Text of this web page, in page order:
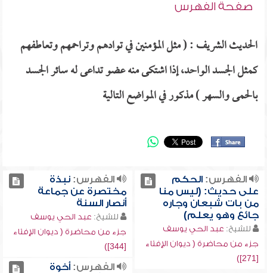
صفحة الفهرس
الحديث الشريف : ( مثل المؤمنين في توادهم وتراحمهم وتعاطفهم
كمثل الجسد الواحد، إذا اشتكى منه عضو تداعى له سائر الجسد
بالحمى والسهر ) مذكور في المواضع التالية
الفهرس:الحكم
على حديث: (ليس منا
من بات شبعان وجاره
جائع وهو يعلم)
للشيخ: عبد الحي يوسف
جزء من محاضرة ( ديوان الإفتاء
[271])
الفهرس:نبذة
مختصرة عن جماعة
أنصار السنة
للشيخ: عبد الحي يوسف
جزء من محاضرة ( ديوان الإفتاء
[344])
الفهرس:أخوة